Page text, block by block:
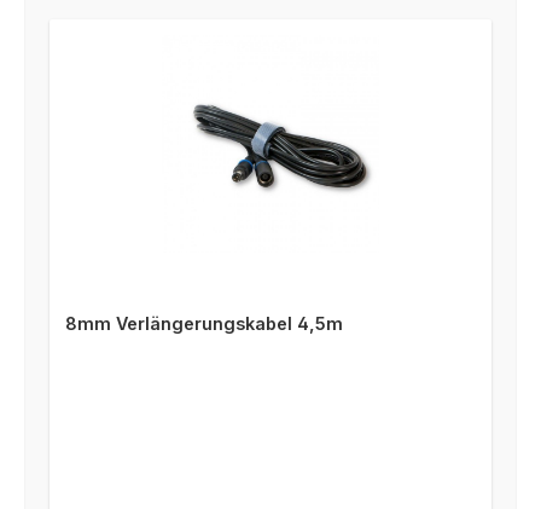
8mm Verlängerungskabel 4,5m